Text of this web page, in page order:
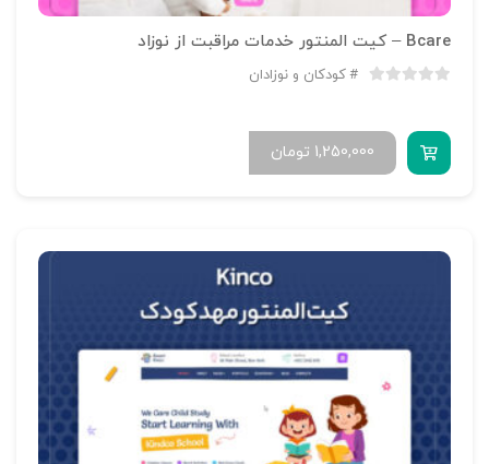
Bcare – کیت المنتور خدمات مراقبت از نوزاد
کودکان و نوزادان
تومان 1,250,000